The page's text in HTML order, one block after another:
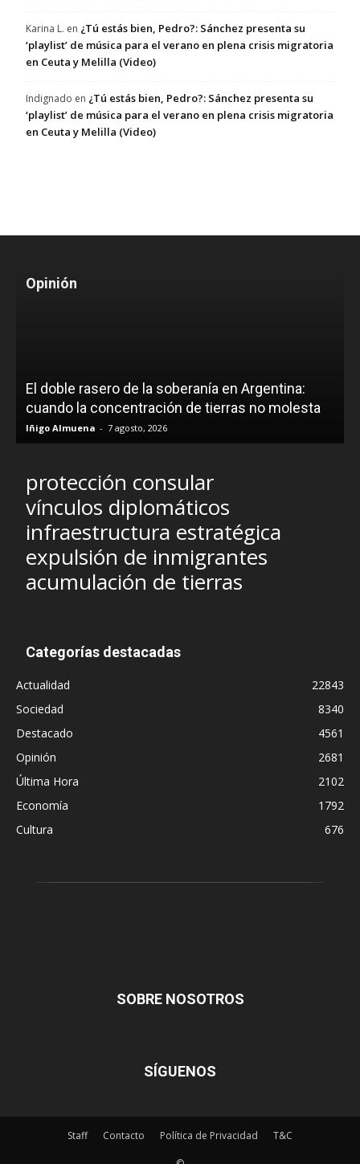
Karina L. en ¿Tú estás bien, Pedro?: Sánchez presenta su
‘playlist’ de música para el verano en plena crisis migratoria
en Ceuta y Melilla (Video)
Indignado en ¿Tú estás bien, Pedro?: Sánchez presenta su
‘playlist’ de música para el verano en plena crisis migratoria
en Ceuta y Melilla (Video)
Opinión
El doble rasero de la soberanía en Argentina:
cuando la concentración de tierras no molesta
Iñigo Almuena - 7 agosto, 2026
protección consular
vínculos diplomáticos
infraestructura estratégica
expulsión de inmigrantes
acumulación de tierras
Categorías destacadas
Actualidad
22843
Sociedad
8340
Destacado
4561
Opinión
2681
Última Hora
2102
Economía
1792
Cultura
676
SOBRE NOSOTROS
SÍGUENOS
Staff Contacto Política de Privacidad T&C